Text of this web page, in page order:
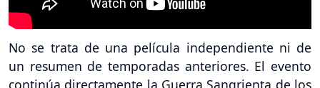
No se trata de una película independiente ni de
un resumen de temporadas anteriores. El evento